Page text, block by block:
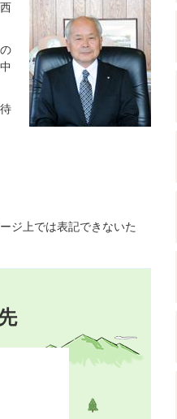
ジ上では表記できないた